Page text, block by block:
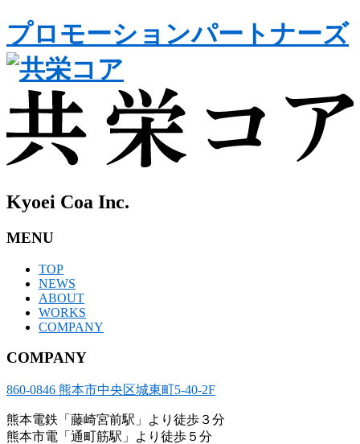
プロモーションパートナーズ
Kyoei Coa Inc.
MENU
TOP
NEWS
ABOUT
WORKS
COMPANY
COMPANY
860-0846 熊本市中央区城東町5-40-2F
熊本電鉄「藤崎宮前駅」より徒歩３分
熊本市電「通町筋駅」より徒歩５分